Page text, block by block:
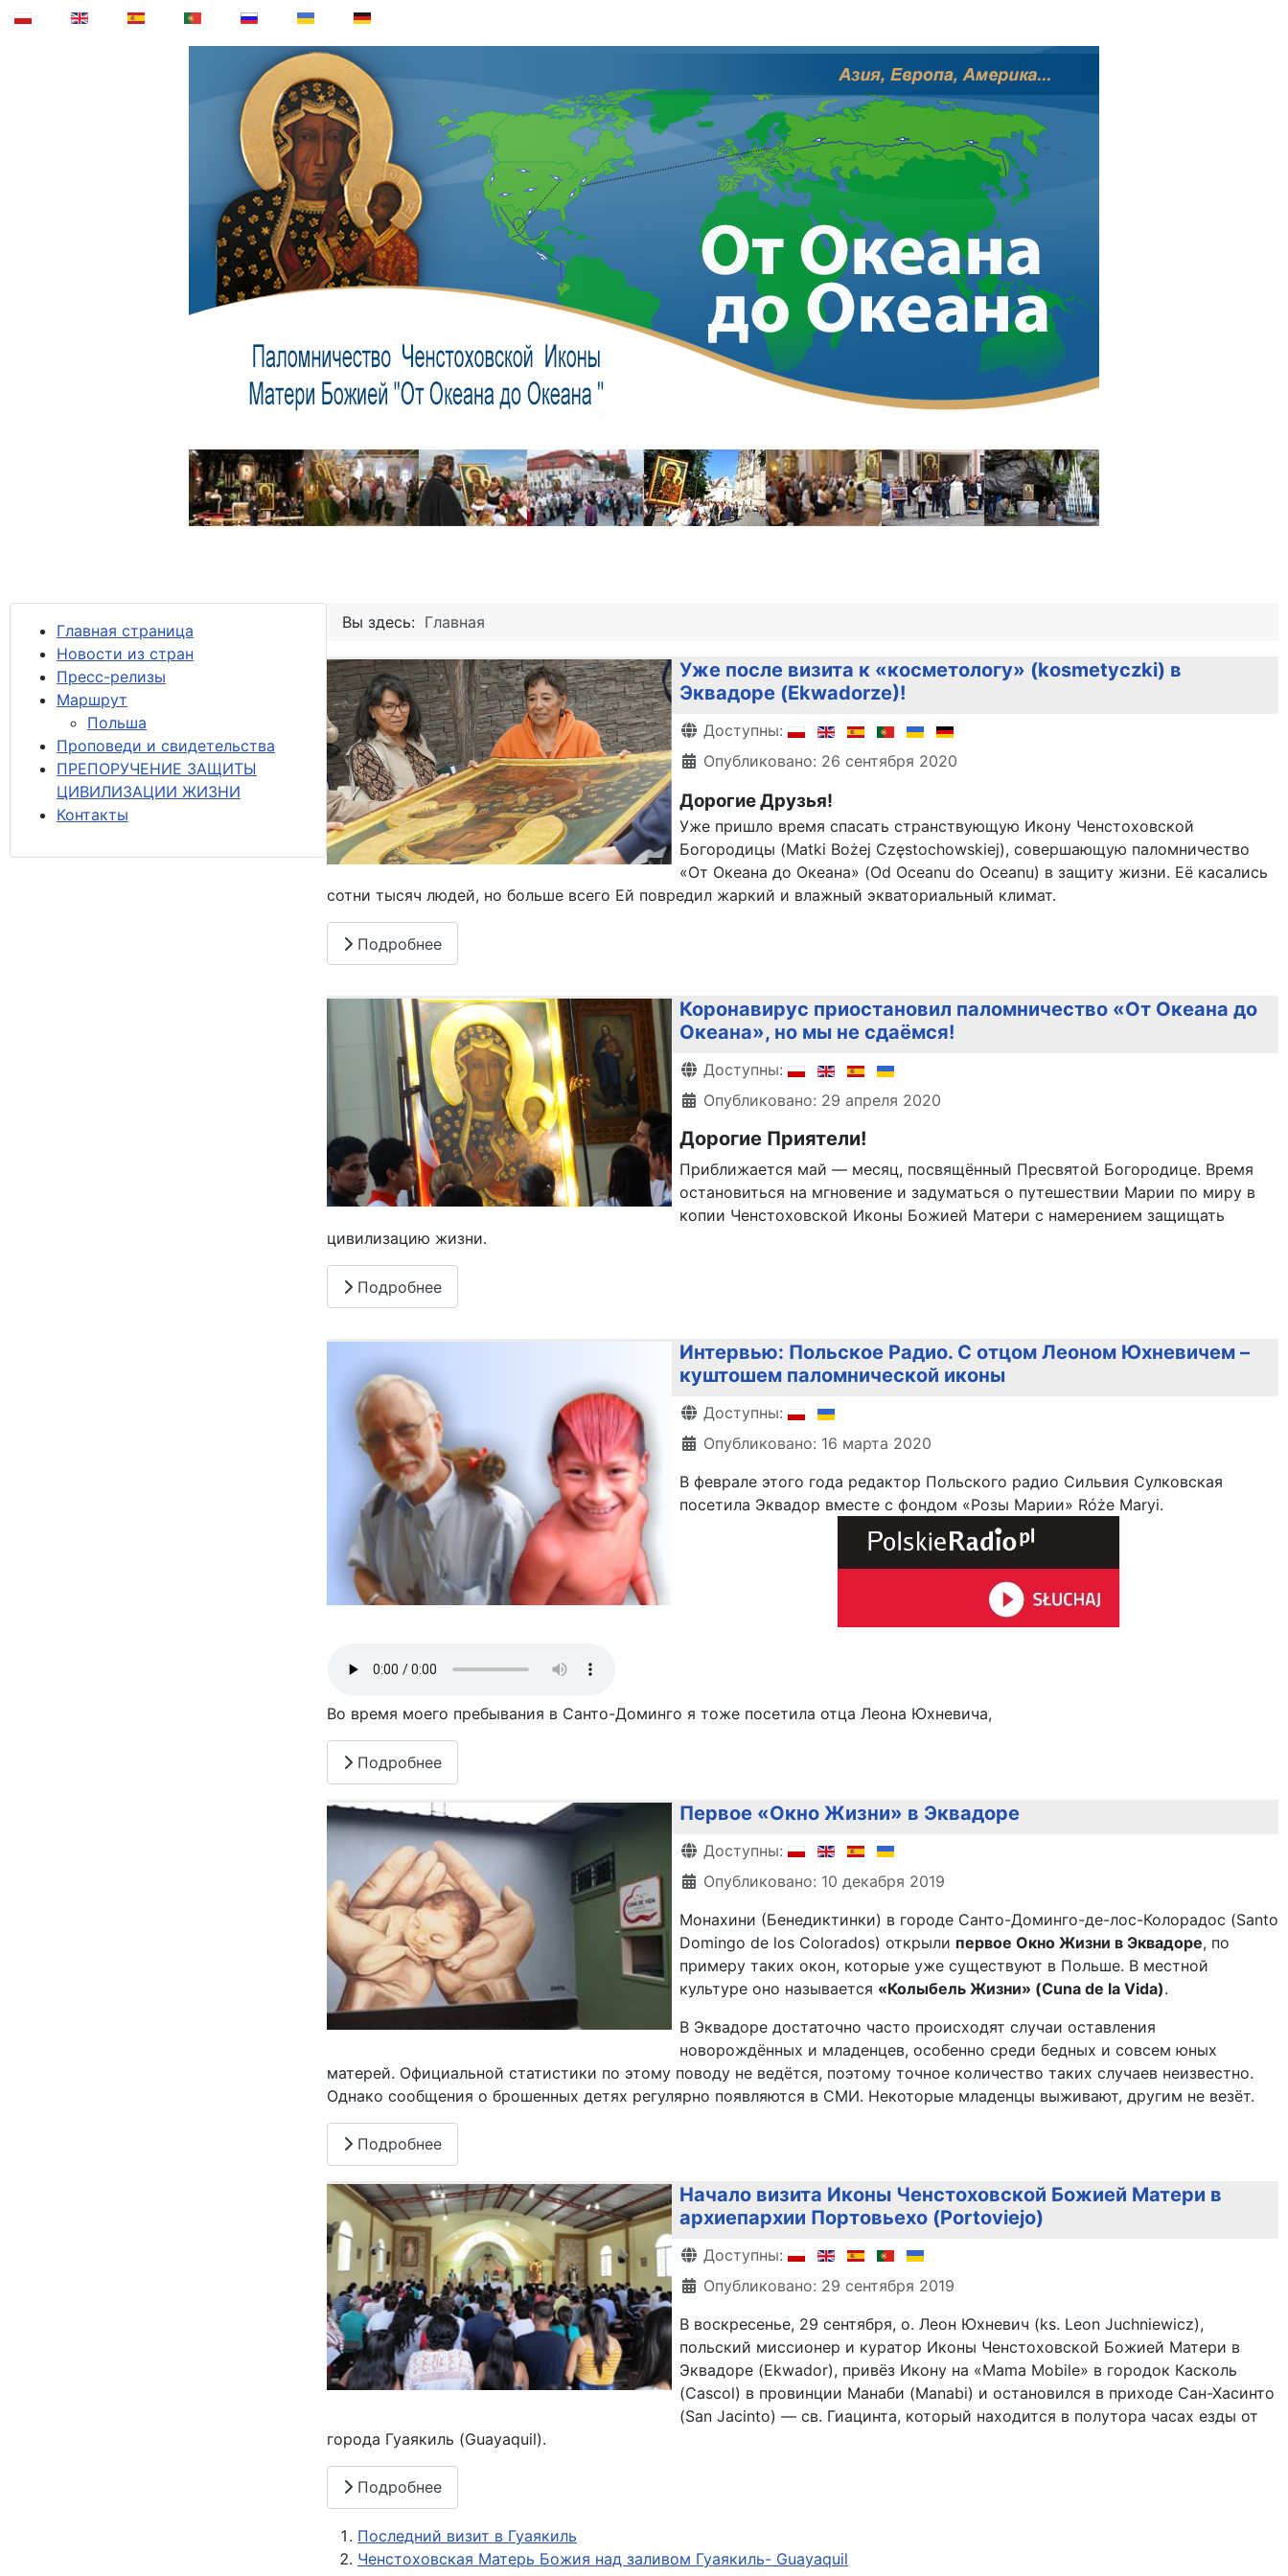
Главная страница
Новости из стран
Пресс-релизы
Маршрут
Польша
Проповеди и свидетельства
ПРЕПОРУЧЕНИЕ ЗАЩИТЫ
ЦИВИЛИЗАЦИИ ЖИЗНИ
Контакты
Вы здесь: Главная
Уже после визита к «косметологу» (kosmetyczki) в
Эквадоре (Ekwadorze)!
Информация о материале
Доступны:
Опубликовано: 26 сентября 2020
Дорогие Друзья!
Уже пришло время спасать странствующую Икону Ченстоховской
Богородицы (Matki Bożej Częstochowskiej), совершающую паломничество
«От Океана до Океана» (Od Oceanu do Oceanu) в защиту жизни. Её касались
сотни тысяч людей, но больше всего Ей повредил жаркий и влажный экваториальный климат.
Подробнее
Коронавирус приостановил паломничество «От Океана до
Океана», но мы не сдаёмся!
Информация о материале
Доступны:
Опубликовано: 29 апреля 2020
Дорогие Приятели!
Приближается май — месяц, посвящённый Пресвятой Богородице. Время
остановиться на мгновение и задуматься о путешествии Марии по миру в
копии Ченстоховской Иконы Божией Матери с намерением защищать
цивилизацию жизни.
Подробнее
Интервью: Польское Радио. С отцом Леоном Юхневичем –
куштошем паломнической иконы
Информация о материале
Доступны:
Опубликовано: 16 марта 2020
В феврале этого года редактор Польского радио Сильвия Сулковская
посетила Эквадор вместе с фондом «Розы Марии» Róże Maryi.
Во время моего пребывания в Санто-Доминго я тоже посетила отца Леона Юхневича,
Подробнее
Первое «Окно Жизни» в Эквадоре
Информация о материале
Доступны:
Опубликовано: 10 декабря 2019
Монахини (Бенедиктинки) в городе Санто-Доминго-де-лос-Колорадос (Santo
Domingo de los Colorados) открыли первое Окно Жизни в Эквадоре, по
примеру таких окон, которые уже существуют в Польше. В местной
культуре оно называется «Колыбель Жизни» (Cuna de la Vida).
В Эквадоре достаточно часто происходят случаи оставления
новорождённых и младенцев, особенно среди бедных и совсем юных
матерей. Официальной статистики по этому поводу не ведётся, поэтому точное количество таких случаев неизвестно.
Однако сообщения о брошенных детях регулярно появляются в СМИ. Некоторые младенцы выживают, другим не везёт.
Подробнее
Начало визита Иконы Ченстоховской Божией Матери в
архиепархии Портовьехо (Portoviejo)
Информация о материале
Доступны:
Опубликовано: 29 сентября 2019
В воскресенье, 29 сентября, о. Леон Юхневич (ks. Leon Juchniewicz),
польский миссионер и куратор Иконы Ченстоховской Божией Матери в
Эквадоре (Ekwador), привёз Икону на «Mama Mobile» в городок Касколь
(Cascol) в провинции Манаби (Manabi) и остановился в приходе Сан-Хасинто
(San Jacinto) — св. Гиацинта, который находится в полутора часах езды от
города Гуаякиль (Guayaquil).
Подробнее
Последний визит в Гуаякиль
Ченстоховская Матерь Божия над заливом Гуаякиль- Guayaquil